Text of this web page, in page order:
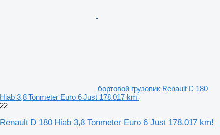
бортовой грузовик Renault D 180
Hiab 3,8 Tonmeter Euro 6 Just 178.017 km!
22
Renault D 180 Hiab 3,8 Tonmeter Euro 6 Just 178.017 km!